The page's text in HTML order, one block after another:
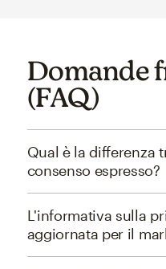
Domande
(FAQ)
Qual è la differenza
consenso espresso?
L'informativa sulla
aggiornata per il